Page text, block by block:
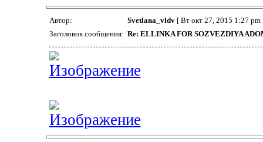
Автор: Svetlana_vldv[ Вт окт 27, 2015 1:27 pm
Заголовок сообщения: Re: ELLINKA FOR SOZVEZDIYA